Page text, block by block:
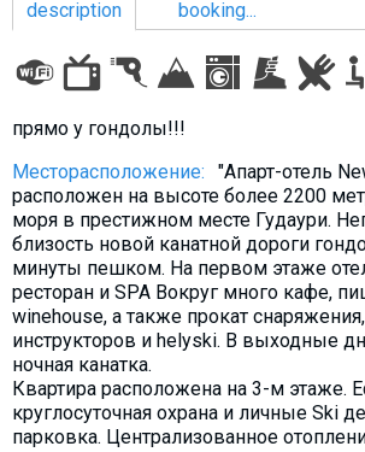
description
booking...
прямо у гондолы!!!
Месторасположение:
"Апарт-отель
расположен на высоте более 2200
моря в престижном месте Гудаури.
близость новой канатной дороги
минуты пешком. На первом этаже
ресторан и SPA Вокруг много кафе,
winehouse, а также прокат
инструкторов и helyski. В выходные
ночная канатка.
Квартира расположена на 3-м этаже.
круглосуточная охрана и личные Ski
парковка. Централизованное
LODGING
Apartments
Cottages
Hotels
% Hot deals
Long term rent
Kazbegi
Other
GEORGIA